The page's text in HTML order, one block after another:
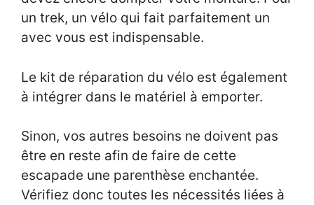
un trek, un vélo qui fait parfaitement un
avec vous est indispensable.
Le kit de réparation du vélo est également
à intégrer dans le matériel à emporter.
Sinon, vos autres besoins ne doivent pas
être en reste afin de faire de cette
escapade une parenthèse enchantée.
Vérifiez donc toutes les nécessités liées à